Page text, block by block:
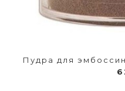
Пудра для